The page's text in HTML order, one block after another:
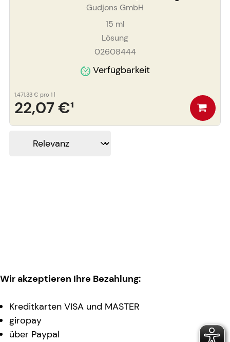
Gudjons GmbH
15 ml
Lösung
02608444
Verfügbarkeit
22,07 €¹
1.471,33 € pro 1 l
Wir akzeptieren Ihre Bezahlung:
Kreditkarten VISA und MASTER
giropay
über Paypal